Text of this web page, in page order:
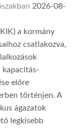
2026-08-
a kormány
csatlakozva,
kapacitás-
előre
történjen. A
ágazatok
legkisebb